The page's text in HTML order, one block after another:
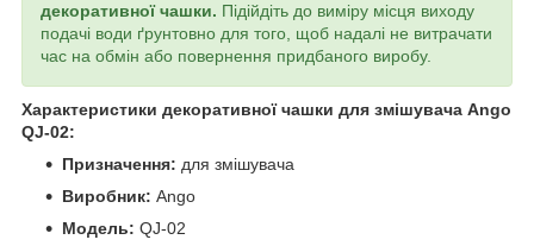
декоративної чашки. Підійдіть до виміру місця виходу
подачі води ґрунтовно для того, щоб надалі не витрачати
час на обмін або повернення придбаного виробу.
Характеристики декоративної чашки для змішувача Ango
QJ-02:
Призначення: для змішувача
Виробник: Ango
Модель: QJ-02